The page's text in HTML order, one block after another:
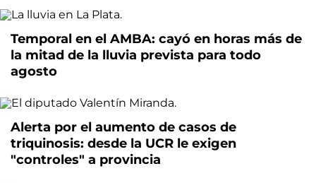
Temporal en el AMBA: cayó en horas más de
la mitad de la lluvia prevista para todo
agosto
Alerta por el aumento de casos de
triquinosis: desde la UCR le exigen
"controles" a provincia